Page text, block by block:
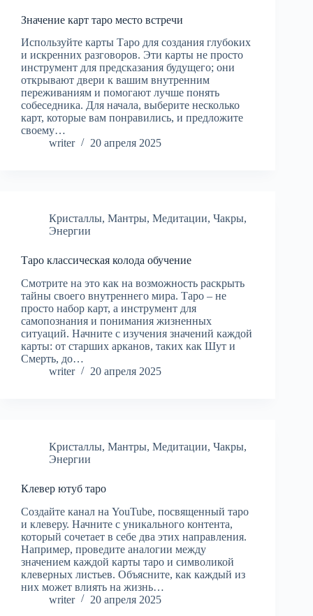
Значение карт таро место встречи
Используйте карты Таро для создания глубоких
и искренних разговоров. Эти карты не просто
инструмент для предсказания будущего; они
открывают двери к вашим внутренним
переживаниям и помогают лучше понять
собеседника. Для начала, выберите несколько
карт, которые вам понравились, и предложите
своему…
writer
20 апреля 2025
Кристаллы, Мантры, Медитации, Чакры,
Энергии
Таро классическая колода обучение
Смотрите на это как на возможность раскрыть
тайны своего внутреннего мира. Таро – не
просто набор карт, а инструмент для
самопознания и понимания жизненных
ситуаций. Начните с изучения значений каждой
карты: от старших арканов, таких как Шут и
Смерть, до…
writer
20 апреля 2025
Кристаллы, Мантры, Медитации, Чакры,
Энергии
Клевер ютуб таро
Создайте канал на YouTube, посвященный таро
и клеверу. Начните с уникального контента,
который сочетает в себе два этих направления.
Например, проведите аналогии между
значением каждой карты таро и символикой
клеверных листьев. Объясните, как каждый из
них может влиять на жизнь…
writer
20 апреля 2025